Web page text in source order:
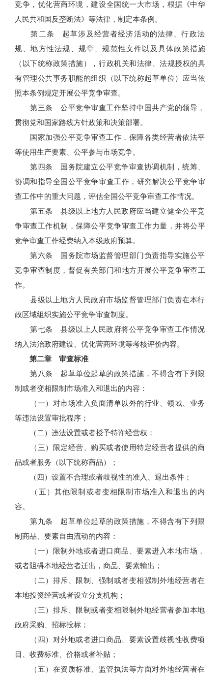
竞争，优化营商环境，建设全国统一大市场，根据《中华
人民共和国反垄断法》等法律，制定本条例。
第二条 起草涉及经营者经济活动的法律、行政法
规、地方性法规、规章、规范性文件以及具体政策措施
（以下统称政策措施），行政机关和法律、法规授权的具
有管理公共事务职能的组织（以下统称起草单位）应当依
照本条例规定开展公平竞争审查。
第三条 公平竞争审查工作坚持中国共产党的领导，
贯彻党和国家路线方针政策和决策部署。
国家加强公平竞争审查工作，保障各类经营者依法平
等使用生产要素、公平参与市场竞争。
第四条 国务院建立公平竞争审查协调机制，统筹、
协调和指导全国公平竞争审查工作，研究解决公平竞争审
查工作中的重大问题，评估全国公平竞争审查工作情况。
第五条 县级以上地方人民政府应当建立健全公平竞
争审查工作机制，保障公平竞争审查工作力量，并将公平
竞争审查工作经费纳入本级政府预算。
第六条 国务院市场监督管理部门负责指导实施公平
竞争审查制度，督促有关部门和地方开展公平竞争审查工
作。
县级以上地方人民政府市场监督管理部门负责在本行
政区域组织实施公平竞争审查制度。
第七条 县级以上人民政府将公平竞争审查工作情况
纳入法治政府建设、优化营商环境等考核评价内容。
第二章 审查标准
第八条 起草单位起草的政策措施，不得含有下列限
制或者变相限制市场准入和退出的内容：
（一）对市场准入负面清单以外的行业、领域、业务
等违法设置审批程序；
（二）违法设置或者授予特许经营权；
（三）限定经营、购买或者使用特定经营者提供的商
品或者服务（以下统称商品）；
（四）设置不合理或者歧视性的准入、退出条件；
（五）其他限制或者变相限制市场准入和退出的内
容。
第九条 起草单位起草的政策措施，不得含有下列限
制商品、要素自由流动的内容：
（一）限制外地或者进口商品、要素进入本地市场，
或者阻碍本地经营者迁出，商品、要素输出；
（二）排斥、限制、强制或者变相强制外地经营者在
本地投资经营或者设立分支机构；
（三）排斥、限制或者变相限制外地经营者参加本地
政府采购、招标投标；
（四）对外地或者进口商品、要素设置歧视性收费项
目、收费标准、价格或者补贴；
（五）在资质标准、监管执法等方面对外地经营者在